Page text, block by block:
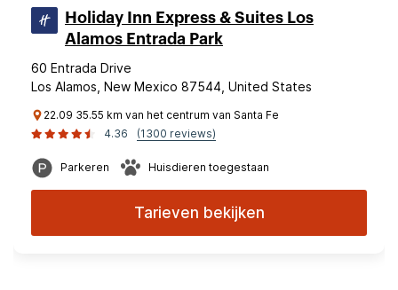
Holiday Inn Express & Suites Los
Alamos Entrada Park
60 Entrada Drive
Los Alamos, New Mexico 87544, United States
22.09 35.55 km van het centrum van Santa Fe
4.36
(1300 reviews)
Parkeren Huisdieren toegestaan
Tarieven bekijken